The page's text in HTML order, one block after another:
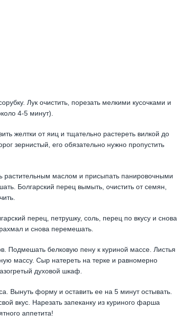
Лук очистить, порезать мелкими кусочками и
4-5 минут).
желтки от яиц и тщательно растереть вилкой до
зернистый, его обязательно нужно пропустить
растительным маслом и присыпать панировочными
Болгарский перец вымыть, очистить от семян,
перец, петрушку, соль, перец по вкусу и снова
и снова перемешать.
Подмешать белковую пену к куриной массе. Листья
массу. Сыр натереть на терке и равномерно
духовой шкаф.
Вынуть форму и оставить ее на 5 минут остывать.
вкус. Нарезать запеканку из куриного фарша
аппетита!